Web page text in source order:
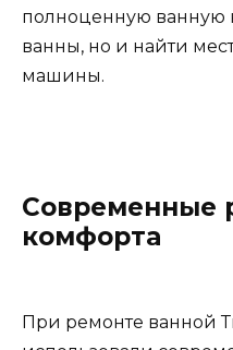
полноценную ванную
ванны, но и найти
машины.
Современные
комфорта
При ремонте ванной